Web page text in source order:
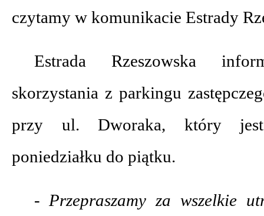
czytamy w komunikacie Estrady
Estrada Rzeszowska
skorzystania z parkingu
przy ul. Dworaka, który jest
poniedziałku do piątku.
- Przepraszamy za wszelkie